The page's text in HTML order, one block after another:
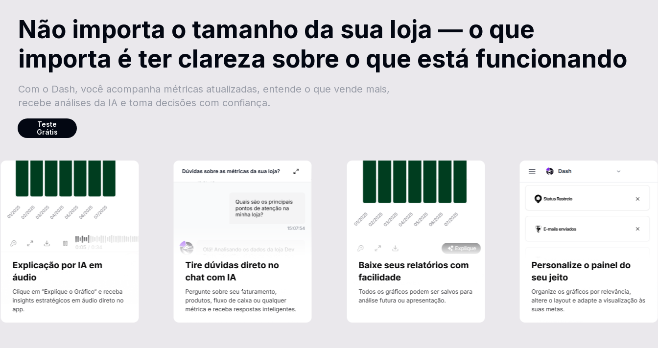
Não importa o tamanho da sua loja — o que
importa é ter clareza sobre o que está funcionando
Com o Dash, você acompanha métricas atualizadas, entende o que vende mais,
recebe análises da IA e toma decisões com confiança.
Teste
Grátis